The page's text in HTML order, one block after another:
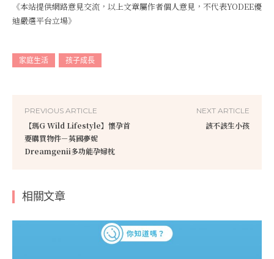
《本站提供網路意見交流，以上文章屬作者個人意見，不代表YODEE優
迪嚴選平台立場》
家庭生活 孩子成長
PREVIOUS ARTICLE
【瑪G Wild Lifestyle】懷孕首
要購買物件－英國夢妮
Dreamgenii多功能孕婦枕
NEXT ARTICLE
該不該生小孩
相關文章